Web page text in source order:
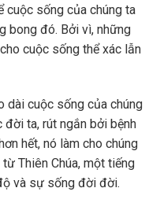
cuộc sống của chúng ta
bong đó. Bởi vì, những
cuộc sống thể xác lẫn
dài cuộc sống của chúng
đời ta, rút ngắn bởi bệnh
hết, nó làm cho chúng
Thiên Chúa, một tiếng
và sự sống đời đời.